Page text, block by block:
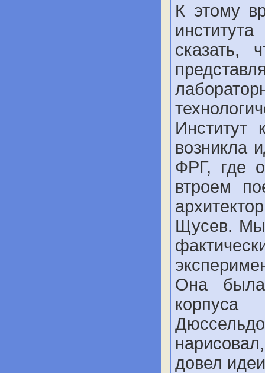
К этому
сказать,
Институт
возникла
ФРГ, где
втроем
Щусев. Мы
Она была
корпуса
довел